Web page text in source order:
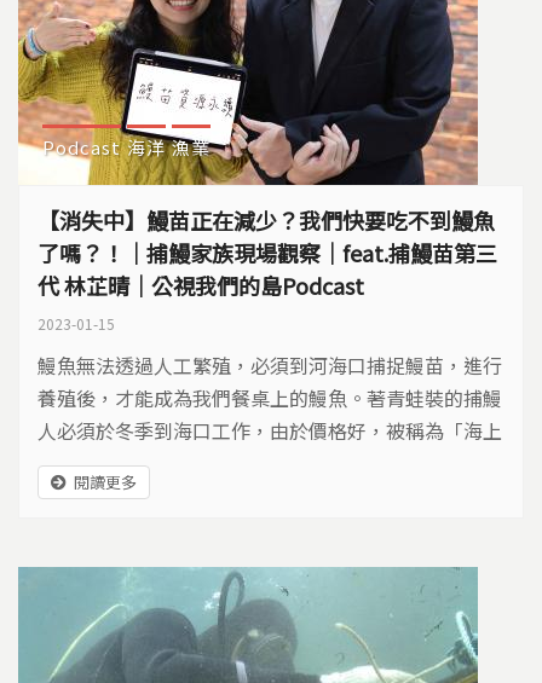
Podcast 海洋 漁業
【消失中】鰻苗正在減少？我們快要吃不到鰻魚
了嗎？！｜捕鰻家族現場觀察｜feat.捕鰻苗第三
代 林芷晴｜公視我們的島Podcast
2023-01-15
鰻魚無法透過人工繁殖，必須到河海口捕捉鰻苗，進行
養殖後，才能成為我們餐桌上的鰻魚。著青蛙裝的捕鰻
人必須於冬季到海口工作，由於價格好，被稱為「海上
白金」，許多漁民不管浪大浪小都出海捕撈。但隨棲地
破壞，鰻苗資源下降，加上市場需求量不減反增的情況
的數量了。未來我們還吃得到鰻魚嗎？ 隨著鰻苗數量
減少，捕鰻工作越來越不容易。在宜蘭壯圍長大的林芷
晴，...
閱讀更多